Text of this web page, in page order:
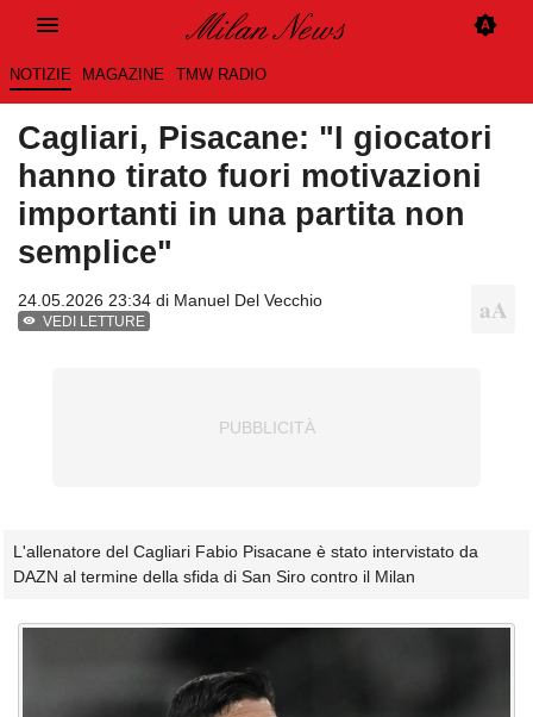
NOTIZIE MAGAZINE TMW RADIO
Cagliari, Pisacane: "I giocatori
hanno tirato fuori motivazioni
importanti in una partita non
semplice"
24.05.2026 23:34 di Manuel Del Vecchio
VEDI LETTURE
L'allenatore del Cagliari Fabio Pisacane è stato intervistato da
DAZN al termine della sfida di San Siro contro il Milan